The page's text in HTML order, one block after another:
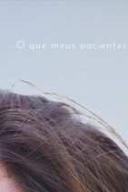
O que meus